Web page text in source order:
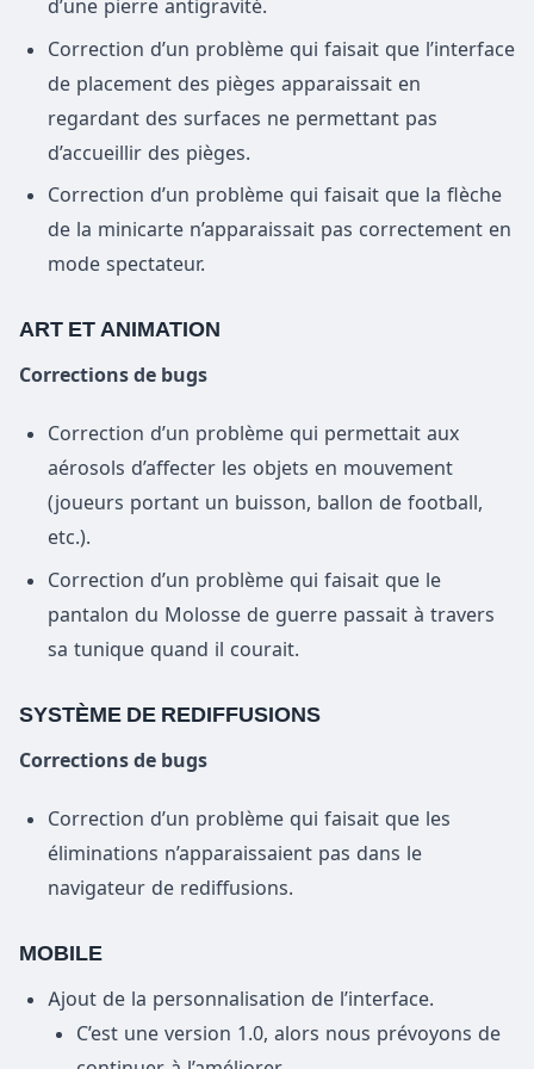
d’une pierre antigravité.
Correction d’un problème qui faisait que l’interface
de placement des pièges apparaissait en
regardant des surfaces ne permettant pas
d’accueillir des pièges.
Correction d’un problème qui faisait que la flèche
de la minicarte n’apparaissait pas correctement en
mode spectateur.
ART ET ANIMATION
Corrections de bugs
Correction d’un problème qui permettait aux
aérosols d’affecter les objets en mouvement
(joueurs portant un buisson, ballon de football,
etc.).
Correction d’un problème qui faisait que le
pantalon du Molosse de guerre passait à travers
sa tunique quand il courait.
SYSTÈME DE REDIFFUSIONS
Corrections de bugs
Correction d’un problème qui faisait que les
éliminations n’apparaissaient pas dans le
navigateur de rediffusions.
MOBILE
Ajout de la personnalisation de l’interface.
C’est une version 1.0, alors nous prévoyons de